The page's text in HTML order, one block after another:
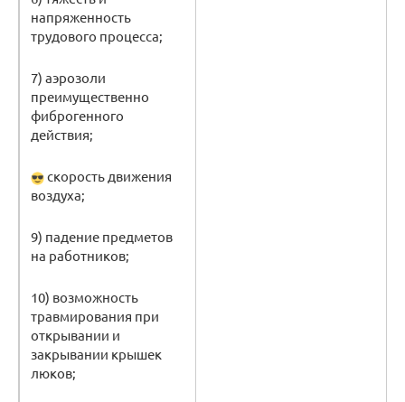
напряженность
трудового процесса;
7) аэрозоли
преимущественно
фиброгенного
действия;
скорость движения
воздуха;
9) падение предметов
на работников;
10) возможность
травмирования при
открывании и
закрывании крышек
люков;